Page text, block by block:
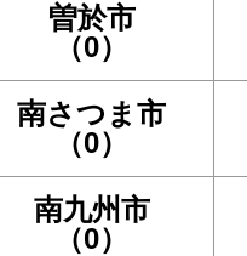
曽於市
（0）
南さつま市
（0）
南九州市
（0）